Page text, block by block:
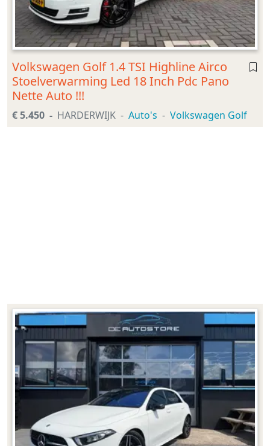
Volkswagen Golf 1.4 TSI Highline Airco
Stoelverwarming Led 18 Inch Pdc Pano
Nette Auto !!!
€ 5.450 HARDERWIJK Auto's Volkswagen Golf